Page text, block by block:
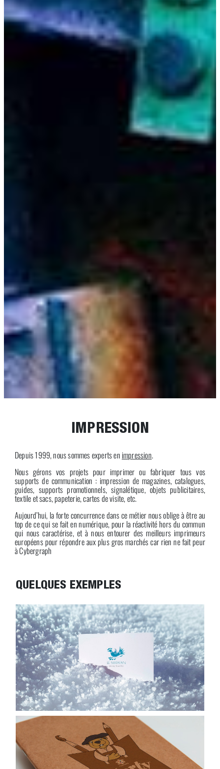
IMPRESSION
Depuis 1999, nous sommes experts en impression.
Nous gérons vos projets pour imprimer ou fabriquer tous vos
supports de communication : impression de magazines, catalogues,
guides, supports promotionnels, signalétique, objets publicitaires,
textile et sacs, papeterie, cartes de visite, etc.
Aujourd’hui, la forte concurrence dans ce métier nous oblige à être au
top de ce qui se fait en numérique, pour la réactivité hors du commun
qui nous caractérise, et à nous entourer des meilleurs imprimeurs
européens pour répondre aux plus gros marchés car rien ne fait peur
à Cybergraph
QUELQUES EXEMPLES